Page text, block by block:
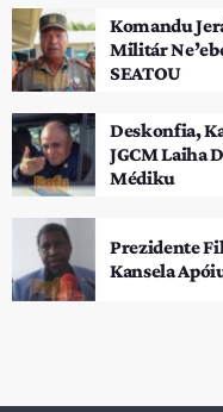
Komandu
Militár
SEATOU
Deskonfia,
JGCM Laiha
Médiku
Prezidente
Kansela